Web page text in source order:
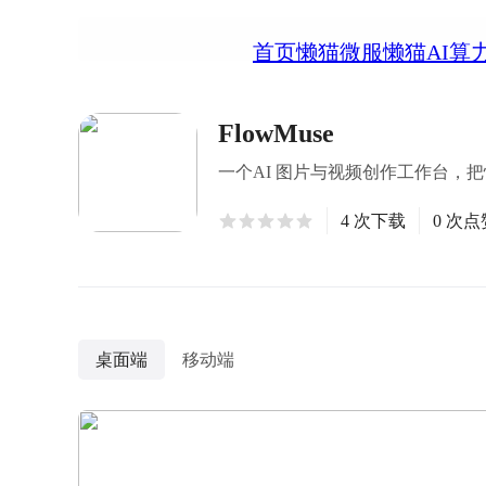
首页懒猫微服懒猫AI算
FlowMuse
一个AI 图片与视频创作工作台，
4 次下载 0 次点
桌面端 移动端